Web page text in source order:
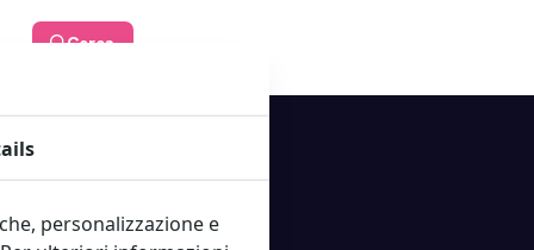
Cerca
XO Newsletter
personalizzazione e